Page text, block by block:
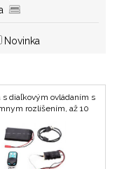
Novinka
s diaľkovým ovládaním s
rozlíšením, až 10